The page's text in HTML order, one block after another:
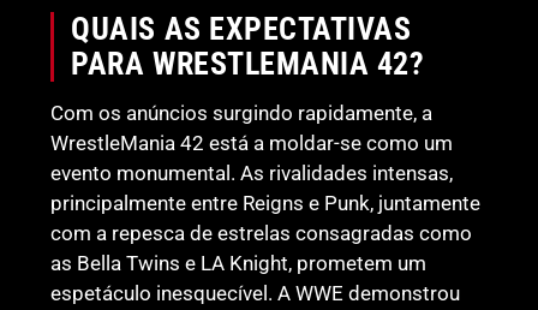
QUAIS AS EXPECTATIVAS
PARA WRESTLEMANIA 42?
Com os anúncios surgindo rapidamente, a
WrestleMania 42 está a moldar-se como um
evento monumental. As rivalidades intensas,
principalmente entre Reigns e Punk, juntamente
com a repesca de estrelas consagradas como
as Bella Twins e LA Knight, prometem um
espetáculo inesquecível. A WWE demonstrou